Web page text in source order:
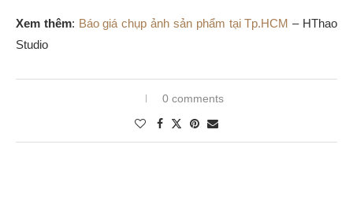
Xem thêm: Báo giá chụp ảnh sản phẩm tại Tp.HCM – HThao
Studio
0 comments